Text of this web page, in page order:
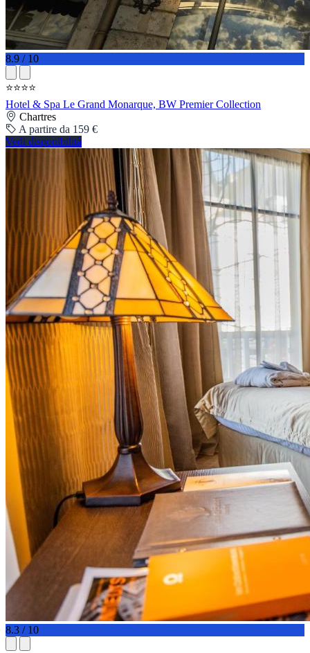
8.9 / 10
⭐⭐⭐⭐
Hotel & Spa Le Grand Monarque, BW Premier Collection
Chartres
A partire da 159 €
Vedi disponibilità
8.3 / 10